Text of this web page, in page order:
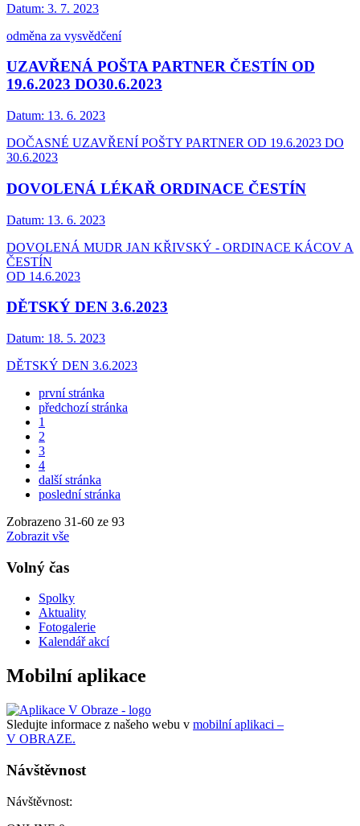
Datum: 3. 7. 2023
odměna za vysvědčení
UZAVŘENÁ POŠTA PARTNER ČESTÍN OD
19.6.2023 DO30.6.2023
Datum: 13. 6. 2023
DOČASNÉ UZAVŘENÍ POŠTY PARTNER OD 19.6.2023 DO
30.6.2023
DOVOLENÁ LÉKAŘ ORDINACE ČESTÍN
Datum: 13. 6. 2023
DOVOLENÁ MUDR JAN KŘIVSKÝ - ORDINACE KÁCOV A
ČESTÍN
OD 14.6.2023
DĚTSKÝ DEN 3.6.2023
Datum: 18. 5. 2023
DĚTSKÝ DEN 3.6.2023
první stránka
předchozí stránka
1
2
3
4
další stránka
poslední stránka
Zobrazeno 31-60 ze 93
Zobrazit vše
Volný čas
Spolky
Aktuality
Fotogalerie
Kalendář akcí
Mobilní aplikace
Sledujte informace z našeho webu v mobilní aplikaci –
V OBRAZE.
Návštěvnost
Návštěvnost: